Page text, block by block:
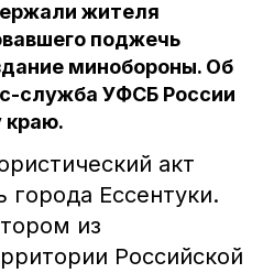
жителя
поджечь
минобороны. Об
служба УФСБ России
краю.
акт
города Ессентуки.
из
Российской